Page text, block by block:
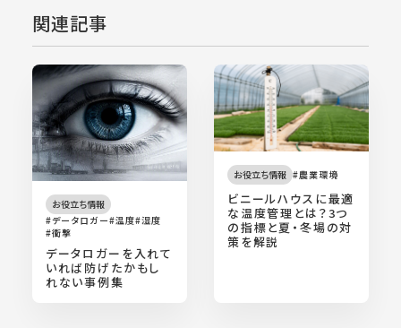
関連記事
お役立ち情報
データロガー 温度 湿度
衝撃
データロガーを入れて
いれば防げたかもし
れない事例集
お役立ち情報 農業環境
ビニールハウスに最適
な温度管理とは？3つ
の指標と夏・冬場の対
策を解説